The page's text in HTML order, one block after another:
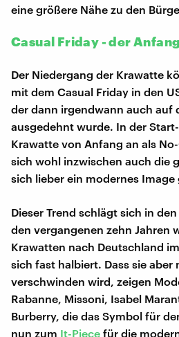
eine größere Nähe zu den
Casual Friday - der
Der Niedergang der Krawatte
mit dem Casual Friday in den
der dann irgendwann auch auf
ausgedehnt wurde. In der
Krawatte von Anfang an als
sich wohl inzwischen auch die
sich lieber ein modernes Image
Dieser Trend schlägt sich in den
den vergangenen zehn Jahren
Krawatten nach Deutschland
sich fast halbiert. Dass sie aber
verschwinden wird, zeigen
Rabanne, Missoni, Isabel
Burberry, die das Symbol für
nun zum It-Piece für die